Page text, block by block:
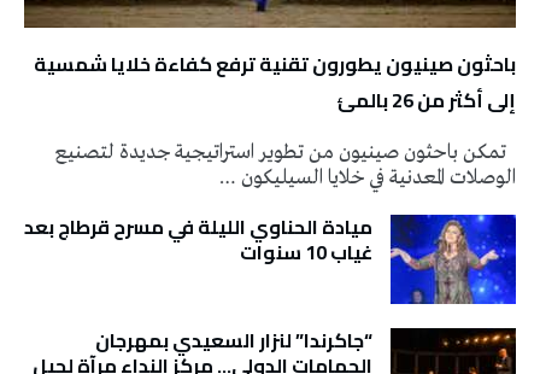
باحثون صينيون يطورون تقنية ترفع كفاءة خلايا شمسية
إلى أكثر من 26 بالمئ
تمكن باحثون صينيون من تطوير استراتيجية جديدة لتصنيع
الوصلات المعدنية في خلايا السيليكون …
ميادة الحناوي الليلة في مسرح قرطاج بعد
غياب 10 سنوات
“جاكرندا” لنزار السعيدي بمهرجان
الحمامات الدولي… مركز النداء مرآة لجيل